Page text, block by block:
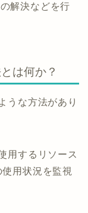
解決などを行
は何か？
うな方法があり
用するリソース
用状況を監視